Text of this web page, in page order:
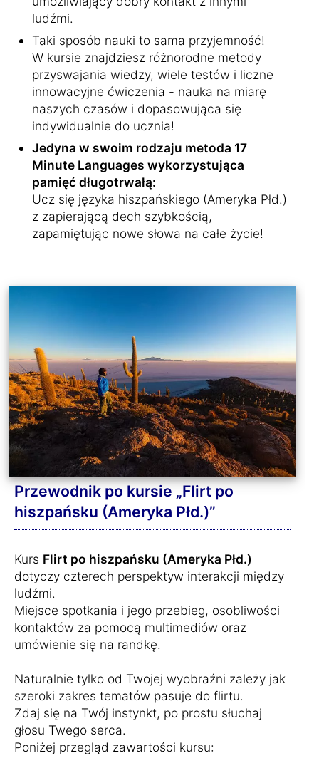
ludźmi.
Taki sposób nauki to sama przyjemność!
W kursie znajdziesz różnorodne metody
przyswajania wiedzy, wiele testów i liczne
innowacyjne ćwiczenia - nauka na miarę
naszych czasów i dopasowująca się
indywidualnie do ucznia!
Jedyna w swoim rodzaju metoda 17
Minute Languages wykorzystująca
pamięć długotrwałą:
Ucz się języka hiszpańskiego (Ameryka Płd.)
z zapierającą dech szybkością,
zapamiętując nowe słowa na całe życie!
Przewodnik po kursie „Flirt po
hiszpańsku (Ameryka Płd.)”
Kurs Flirt po hiszpańsku (Ameryka Płd.)
dotyczy czterech perspektyw interakcji między
ludźmi.
Miejsce spotkania i jego przebieg, osobliwości
kontaktów za pomocą multimediów oraz
umówienie się na randkę.
Naturalnie tylko od Twojej wyobraźni zależy jak
szeroki zakres tematów pasuje do flirtu.
Zdaj się na Twój instynkt, po prostu słuchaj
głosu Twego serca.
Poniżej przegląd zawartości kursu: